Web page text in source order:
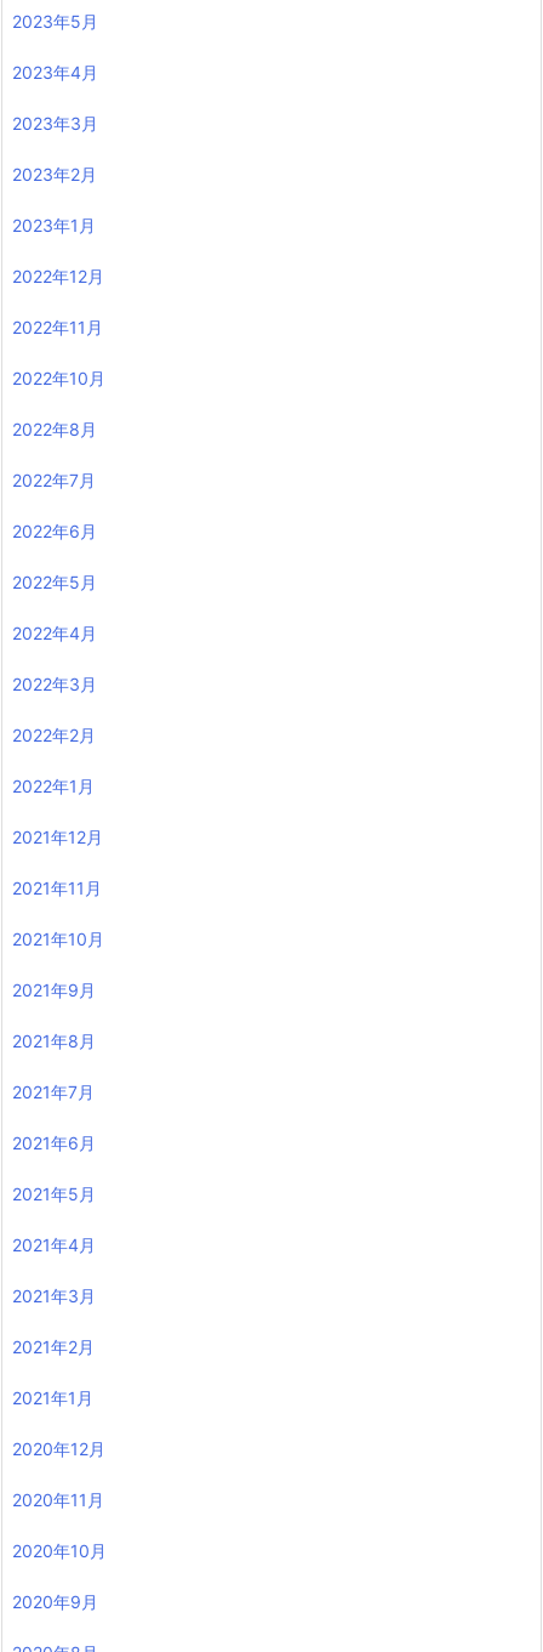
2023年5月
2023年4月
2023年3月
2023年2月
2023年1月
2022年12月
2022年11月
2022年10月
2022年8月
2022年7月
2022年6月
2022年5月
2022年4月
2022年3月
2022年2月
2022年1月
2021年12月
2021年11月
2021年10月
2021年9月
2021年8月
2021年7月
2021年6月
2021年5月
2021年4月
2021年3月
2021年2月
2021年1月
2020年12月
2020年11月
2020年10月
2020年9月